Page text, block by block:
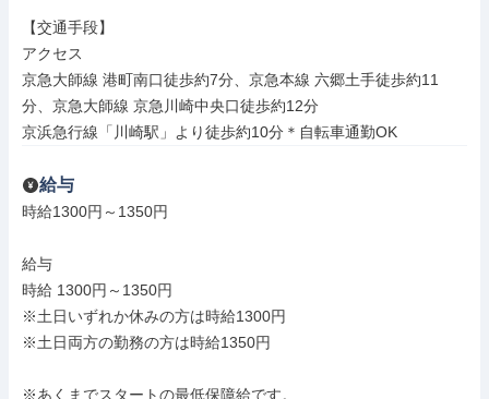
【交通手段】
アクセス
京急大師線 港町南口徒歩約7分、京急本線 六郷土手徒歩約11
分、京急大師線 京急川崎中央口徒歩約12分
京浜急行線「川崎駅」より徒歩約10分＊自転車通勤OK
給与
時給1300円～1350円
給与
時給 1300円～1350円
※土日いずれか休みの方は時給1300円
※土日両方の勤務の方は時給1350円
※あくまでスタートの最低保障給です。